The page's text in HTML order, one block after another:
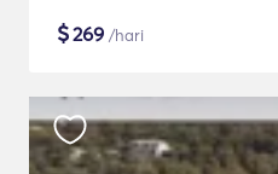
$269 /hari